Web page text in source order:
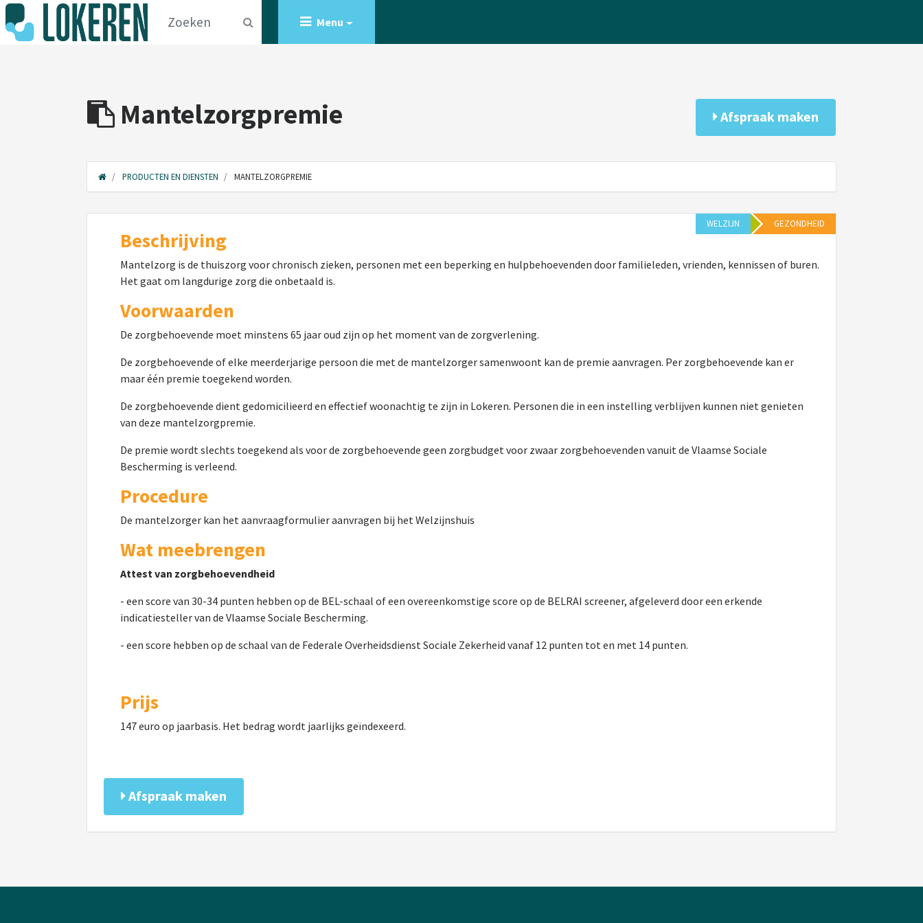
Menu
Mantelzorgpremie Afspraak maken
PRODUCTEN EN DIENSTEN MANTELZORGPREMIE
WELZIJN GEZONDHEID
Beschrijving
Mantelzorg is de thuiszorg voor chronisch zieken, personen met een beperking en hulpbehoevenden door familieleden, vrienden, kennissen of buren.
Het gaat om langdurige zorg die onbetaald is.
Voorwaarden
De zorgbehoevende moet minstens 65 jaar oud zijn op het moment van de zorgverlening.
De zorgbehoevende of elke meerderjarige persoon die met de mantelzorger samenwoont kan de premie aanvragen. Per zorgbehoevende kan er
maar één premie toegekend worden.
De zorgbehoevende dient gedomicilieerd en effectief woonachtig te zijn in Lokeren. Personen die in een instelling verblijven kunnen niet genieten
van deze mantelzorgpremie.
De premie wordt slechts toegekend als voor de zorgbehoevende geen zorgbudget voor zwaar zorgbehoevenden vanuit de Vlaamse Sociale
Bescherming is verleend.
Procedure
De mantelzorger kan het aanvraagformulier aanvragen bij het Welzijnshuis
Wat meebrengen
Attest van zorgbehoevendheid
- een score van 30-34 punten hebben op de BEL-schaal of een overeenkomstige score op de BELRAI screener, afgeleverd door een erkende
indicatiesteller van de Vlaamse Sociale Bescherming.
- een score hebben op de schaal van de Federale Overheidsdienst Sociale Zekerheid vanaf 12 punten tot en met 14 punten.
Prijs
147 euro op jaarbasis. Het bedrag wordt jaarlijks geïndexeerd.
Afspraak maken